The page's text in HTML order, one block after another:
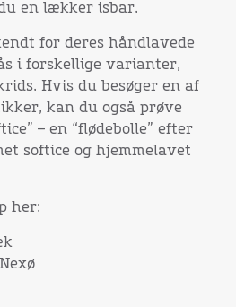
en lækker isbar.
for deres håndlavede
i forskellige varianter,
Hvis du besøger en af
kan du også prøve
– en “flødebolle” efter
softice og hjemmelavet
her: